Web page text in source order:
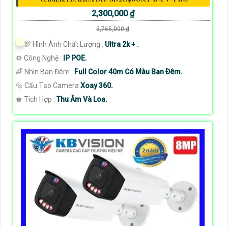
2,300,000 ₫
3,765,000 ₫
💯 Hình Ành Chất Lượng : Ultra 2k + .
⚙ Công Nghệ :
IP POE.
🌈 Nhìn Ban Đêm : Full Color 40m Có Màu Ban Ðêm.
🔩 Cấu Tạo Camera Xoay 360.
️♚ Tích Hợp :Thu Âm Và Loa.